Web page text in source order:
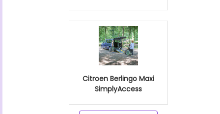
Citroen Berlingo Maxi
SimplyAccess